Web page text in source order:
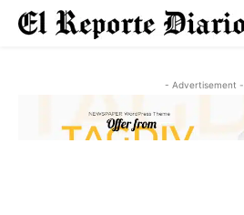
- Advertisement -